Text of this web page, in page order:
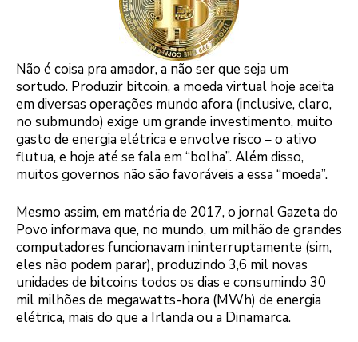
Não é coisa pra amador, a não ser que seja um
sortudo. Produzir bitcoin, a moeda virtual hoje aceita
em diversas operações mundo afora (inclusive, claro,
no submundo) exige um grande investimento, muito
gasto de energia elétrica e envolve risco – o ativo
flutua, e hoje até se fala em “bolha”. Além disso,
muitos governos não são favoráveis a essa “moeda”.
Mesmo assim, em matéria de 2017, o jornal Gazeta do
Povo informava que, no mundo, um milhão de grandes
computadores funcionavam ininterruptamente (sim,
eles não podem parar), produzindo 3,6 mil novas
unidades de bitcoins todos os dias e consumindo 30
mil milhões de megawatts-hora (MWh) de energia
elétrica, mais do que a Irlanda ou a Dinamarca.